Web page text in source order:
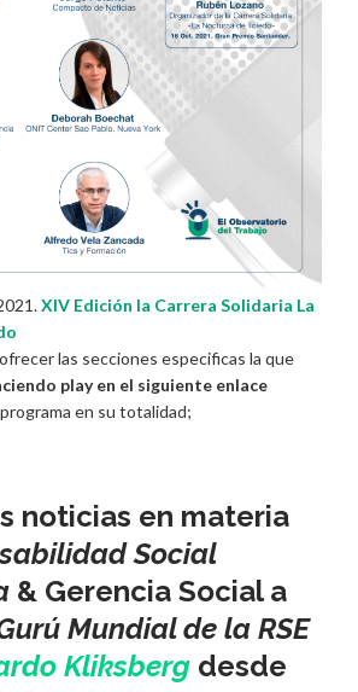
XIV Edición la Carrera Solidaria La
las secciones especificas la que
play en el siguiente enlace
en su totalidad;
noticias en materia
Social
& Gerencia Social a
Mundial de la RSE
Kliksberg desde